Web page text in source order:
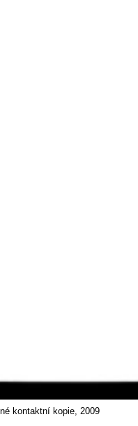
kontaktní kopie, 2009